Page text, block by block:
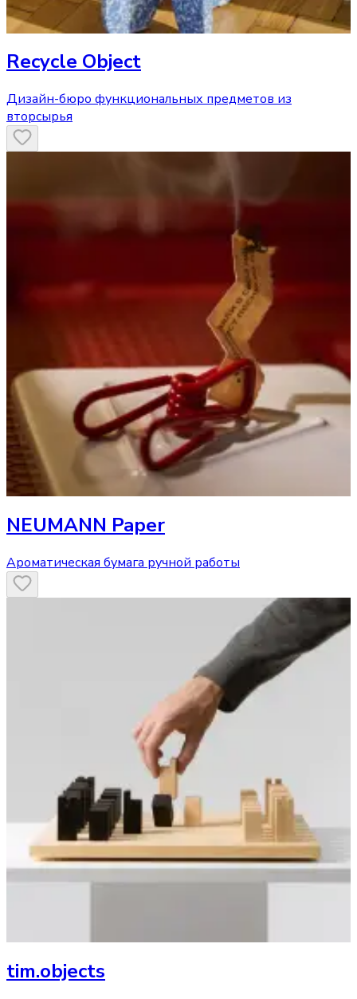
Recycle Object
Дизайн-бюро функциональных предметов из
вторсырья
NEUMANN Paper
Ароматическая бумага ручной работы
tim.objects